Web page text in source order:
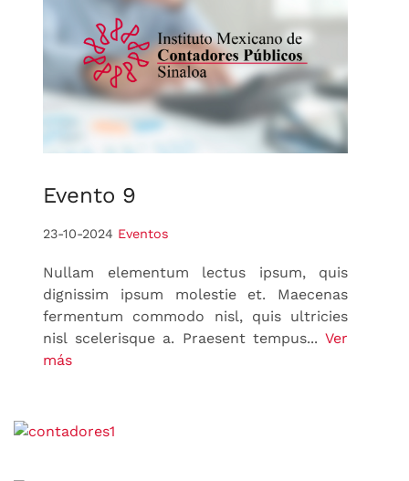
Evento 9
23-10-2024 Eventos
Nullam elementum lectus ipsum, quis
dignissim ipsum molestie et. Maecenas
fermentum commodo nisl, quis ultricies
nisl scelerisque a. Praesent tempus... Ver
más